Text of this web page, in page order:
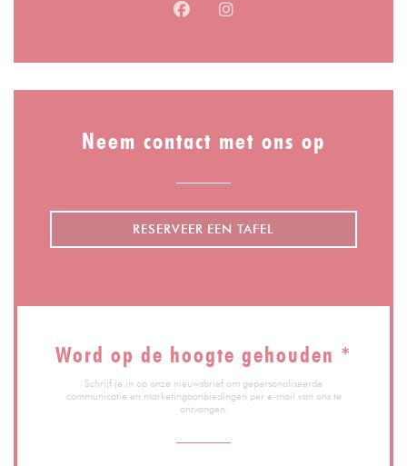
Facebook ((opent in een nieuw
Instagram ((opent in een
Neem contact met ons op
RESERVEER EEN TAFEL
Word op de hoogte gehouden *
Schrijf je in op onze nieuwsbrief om gepersonaliseerde
communicatie en marketingaanbiedingen per e-mail van ons te
ontvangen.